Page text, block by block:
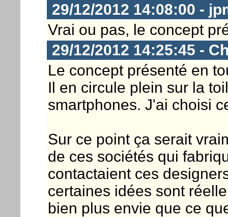
29/12/2012 14:08:00 -
Vrai ou pas, le concept
29/12/2012 14:25:45 -
Le concept présenté en
Il en circule plein sur la
smartphones. J'ai choisi
Sur ce point ça serait
de ces sociétés qui
contactaient ces
certaines idées sont
bien plus envie que ce